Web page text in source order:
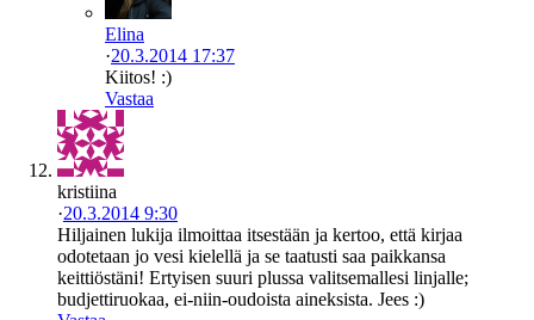
Elina
·20.3.2014 17:37
Kiitos! :)
Vastaa
kristiina
·20.3.2014 9:30
Hiljainen lukija ilmoittaa itsestään ja kertoo, että kirjaa
odotetaan jo vesi kielellä ja se taatusti saa paikkansa
keittiöstäni! Ertyisen suuri plussa valitsemallesi linjalle;
budjettiruokaa, ei-niin-oudoista aineksista. Jees :)